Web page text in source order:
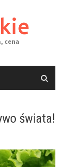
cena
świata!